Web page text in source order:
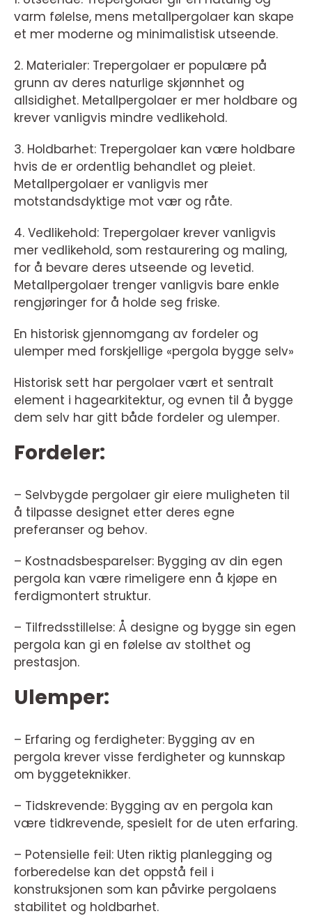
varm følelse, mens metallpergolaer kan skape
et mer moderne og minimalistisk utseende.
2. Materialer: Trepergolaer er populære på
grunn av deres naturlige skjønnhet og
allsidighet. Metallpergolaer er mer holdbare og
krever vanligvis mindre vedlikehold.
3. Holdbarhet: Trepergolaer kan være holdbare
hvis de er ordentlig behandlet og pleiet.
Metallpergolaer er vanligvis mer
motstandsdyktige mot vær og råte.
4. Vedlikehold: Trepergolaer krever vanligvis
mer vedlikehold, som restaurering og maling,
for å bevare deres utseende og levetid.
Metallpergolaer trenger vanligvis bare enkle
rengjøringer for å holde seg friske.
En historisk gjennomgang av fordeler og
ulemper med forskjellige «pergola bygge selv»
Historisk sett har pergolaer vært et sentralt
element i hagearkitektur, og evnen til å bygge
dem selv har gitt både fordeler og ulemper.
Fordeler:
– Selvbygde pergolaer gir eiere muligheten til
å tilpasse designet etter deres egne
preferanser og behov.
– Kostnadsbesparelser: Bygging av din egen
pergola kan være rimeligere enn å kjøpe en
ferdigmontert struktur.
– Tilfredsstillelse: Å designe og bygge sin egen
pergola kan gi en følelse av stolthet og
prestasjon.
Ulemper:
– Erfaring og ferdigheter: Bygging av en
pergola krever visse ferdigheter og kunnskap
om byggeteknikker.
– Tidskrevende: Bygging av en pergola kan
være tidkrevende, spesielt for de uten erfaring.
– Potensielle feil: Uten riktig planlegging og
forberedelse kan det oppstå feil i
konstruksjonen som kan påvirke pergolaens
stabilitet og holdbarhet.